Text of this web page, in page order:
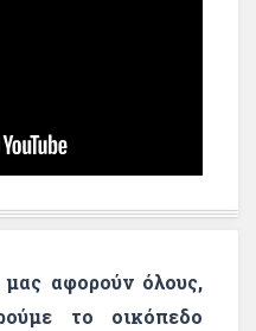
αφορούν όλους,
το οικόπεδο